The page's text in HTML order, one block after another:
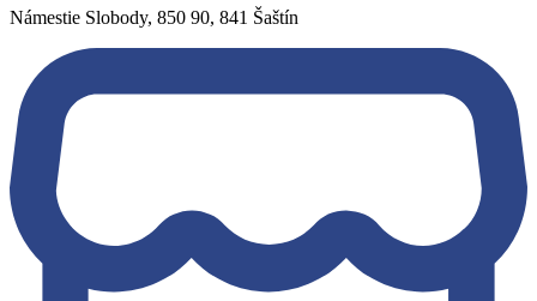
Námestie Slobody, 850 90, 841 Šaštín